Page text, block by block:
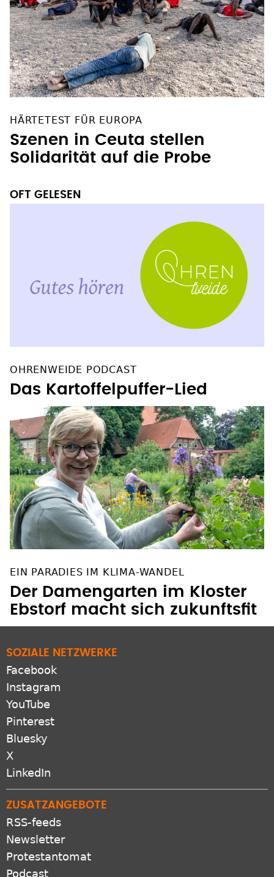
HÄRTETEST FÜR EUROPA
Szenen in Ceuta stellen
Solidarität auf die Probe
OFT GELESEN
OHRENWEIDE PODCAST
Das Kartoffelpuffer-Lied
EIN PARADIES IM KLIMA-WANDEL
Der Damengarten im Kloster
Ebstorf macht sich zukunftsfit
SOZIALE NETZWERKE
Facebook
Instagram
YouTube
Pinterest
Bluesky
X
LinkedIn
ZUSATZANGEBOTE
RSS-feeds
Newsletter
Protestantomat
Podcast